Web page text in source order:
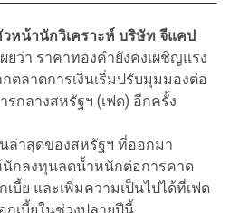
หน้านักวิเคราะห์ บริษัท จีแคป
ผยว่า ราคาทองคำยังคงเผชิญแรง
ตลาดการเงินเริ่มปรับมุมมองต่อ
กลางสหรัฐฯ (เฟด) อีกครั้ง
นล่าสุดของสหรัฐฯ ที่ออกมา
นักลงทุนลดน้ำหนักต่อการคาด
บี้ย และเพิ่มความเป็นไปได้ที่เฟด